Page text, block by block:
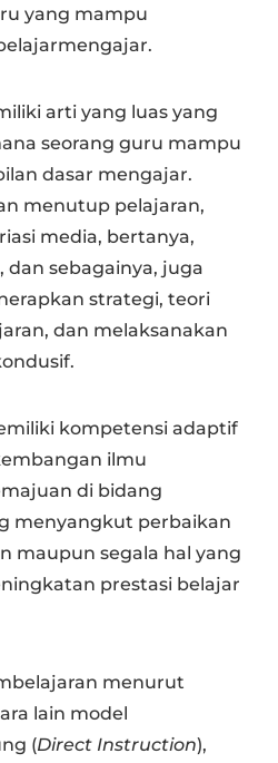
yang mampu
arti yang luas yang
seorang guru mampu
dasar mengajar.
menutup pelajaran,
media, bertanya,
sebagainya, juga
strategi, teori
dan melaksanakan
kompetensi adaptif
ilmu
di bidang
menyangkut perbaikan
maupun segala hal yang
prestasi belajar
menurut
lain model
(Direct Instruction),